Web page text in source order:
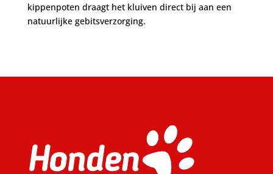
kippenpoten draagt het kluiven direct bij aan een
natuurlijke gebitsverzorging.